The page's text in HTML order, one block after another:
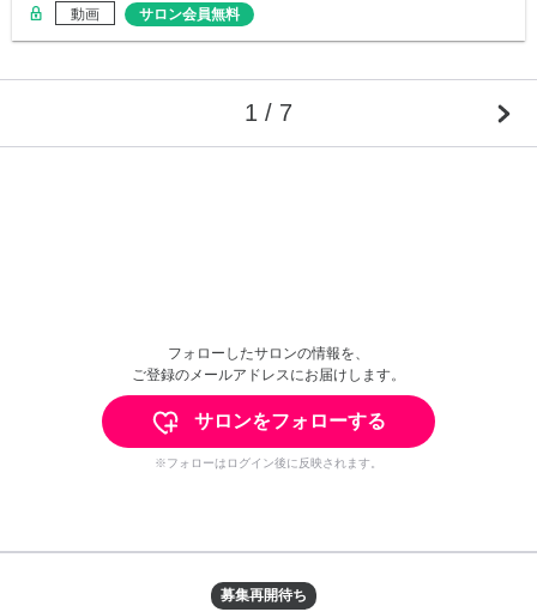
動画 サロン会員無料
1 / 7
フォローしたサロンの情報を、
ご登録のメールアドレスにお届けします。
サロンをフォローする
※フォローはログイン後に反映されます。
募集再開待ち